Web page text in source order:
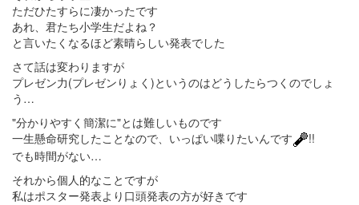
ただひたすらに凄かったです
あれ、君たち小学生だよね？
と言いたくなるほど素晴らしい発表でした
さて話は変わりますが
プレゼン力(プレゼンりょく)というのはどうしたらつくのでしょ
う…
"分かりやすく簡潔に"とは難しいものです
一生懸命研究したことなので、いっぱい喋りたいんです
!!
でも時間がない…
それから個人的なことですが
私はポスター発表より口頭発表の方が好きです